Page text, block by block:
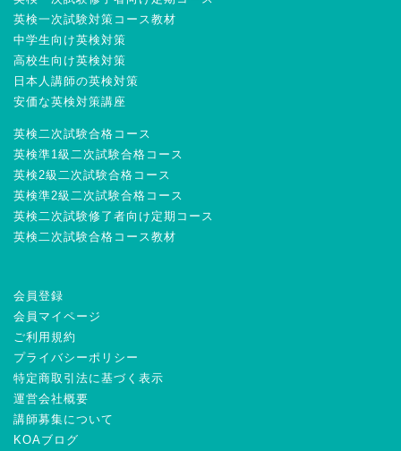
英検一次試験対策コース教材
中学生向け英検対策
高校生向け英検対策
日本人講師の英検対策
安価な英検対策講座
英検二次試験合格コース
英検準1級二次試験合格コース
英検2級二次試験合格コース
英検準2級二次試験合格コース
英検二次試験修了者向け定期コース
英検二次試験合格コース教材
会員登録
会員マイページ
ご利用規約
プライバシーポリシー
特定商取引法に基づく表示
運営会社概要
講師募集について
KOAブログ